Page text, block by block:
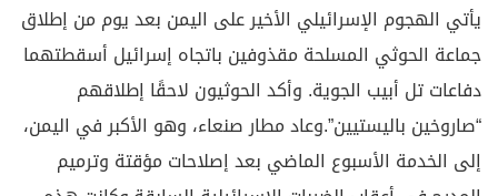
يأتي الهجوم الإسرائيلي الأخير على اليمن بعد يوم من إطلاق
جماعة الحوثي المسلحة مقذوفين باتجاه إسرائيل أسقطتهما
دفاعات تل أبيب الجوية. وأكد الحوثيون لاحقًا إطلاقهم
“صاروخين باليستيين”.وعاد مطار صنعاء، وهو الأكبر في اليمن،
إلى الخدمة الأسبوع الماضي بعد إصلاحات مؤقتة وترميم